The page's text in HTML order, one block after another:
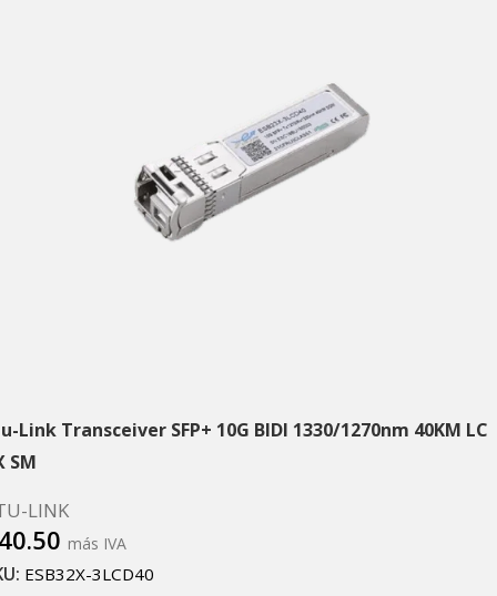
Link Transceiver SFP+ 10G BIDI 1330/1270nm 40KM LC
SM
LINK
más IVA
ESB32X-3LCD40